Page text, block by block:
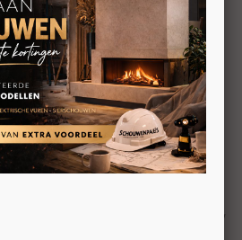
aansluiting heeft, de
een prachtig vuurzicht aan de
installeren en geeft jarenlang
sfeer. Dankzij de exclusieve
ontstaan er prachtige hoge
warme gloed.
opties verkrijgbaar. Zo
verkrijgbaar en kan de
samengesteld. Kies
dat zorgt voor een mooie
en creëert extra diepte in uw